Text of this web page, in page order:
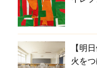
【明
火を